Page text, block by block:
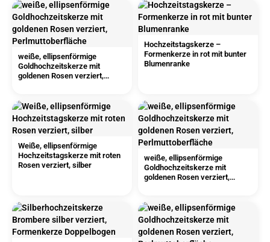
weiße, ellipsenförmige
Goldhochzeitskerze mit
goldenen Rosen verziert,
Hochzeitstagskerze –
Formenkerze in rot mit bunter
Blumenranke
Weiße, ellipsenförmige
Hochzeitstagskerze mit roten
Rosen verziert, silber
weiße, ellipsenförmige
Goldhochzeitskerze mit
goldenen Rosen verziert,